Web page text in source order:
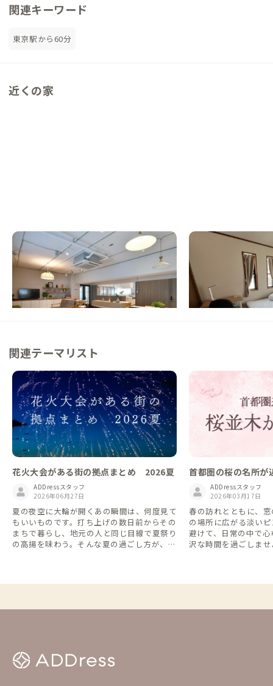
関連キーワード
東京駅から60分
近くの家
志村三丁目A邸
東京都 シェアハウス
【駅徒歩15分】オン/オフどちらも楽しめる
設備充実の家
この家からの距離 3km
中野沼袋A邸
東京都
【新宿から約30分】
中野の日常暮らし
この家からの距離 8km
関連テーマリスト
花火大会がある街の拠点まとめ 2026夏
ADDressスタッフ
2026年06月27日
夏の夜空に大輪が開くあの瞬間は、何度見て
もいいものです。打ち上げの数日前からその
まちで暮らし、地元の人と同じ目線で夏祭り
の高揚を味わう。そんな夏の過ごし方が、A
催日・内容は変更となる場合があります。お
い。
首都圏の桜の名所が
ADDressスタッフ
2026年03月17日
春の訪れとともに、
の場所に広がる淡い
避けて、日常の中で
沢な時間を過ごしま